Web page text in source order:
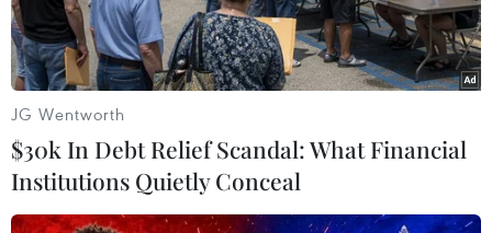
trồng cây cao su vàxây dựng nhà máy chế biến
cao su tại huyện Sa Muồi, tỉnh Salavan, Lào.
Đại diện Chính phủ Lào là Thứ trưởng Bộ Kế
Đại diện phía Việt Nam là ông Lê Văn Lưu, Chủ
tịch kiêm Tổng giám đốc Công tyCao su Quảng
JG Wentworth
$30k In Debt Relief Scandal: What Financial
Institutions Quietly Conceal